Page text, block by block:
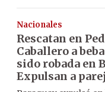
Nacionales
Rescatan en
Caballero a
sido robada en
Expulsan a